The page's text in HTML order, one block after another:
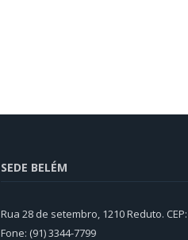
SEDE BELÉM
Rua 28 de setembro, 1210 Reduto.
Fone: (91) 3344-7799